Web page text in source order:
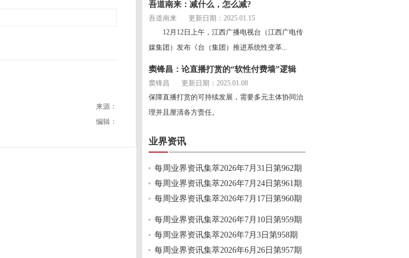
来源：
编辑：
吾道南来：减什么，怎么减?
吾道南来
更新日期：2025.01.15
12月12日上午，江西广播电视台（江西广电传
媒集团）发布《台（集团）推进系统性变革...
窦锋昌：论直播打赏的“软性付费墙”逻辑
窦锋昌
更新日期：2025.01.08
保障直播打赏的可持续发展，需要多元主体协同治
理并且厘清各方责任。
业界资讯
每周业界资讯集萃2026年7月31日第962期
每周业界资讯集萃2026年7月24日第961期
每周业界资讯集萃2026年7月17日第960期
每周业界资讯集萃2026年7月10日第959期
每周业界资讯集萃2026年7月3日第958期
每周业界资讯集萃2026年6月26日第957期